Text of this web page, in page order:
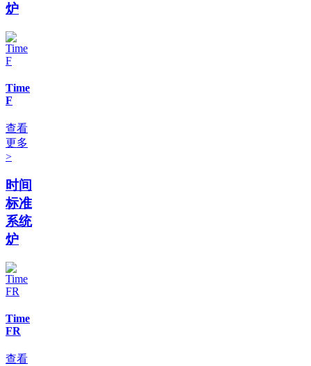
炉
Time
F
查看
更多
>
时间
标准
系统
炉
Time
FR
查看